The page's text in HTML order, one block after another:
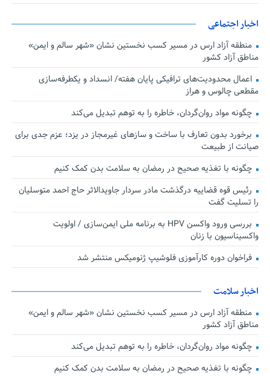
اخبار اجتماعی
منطقه آزاد ارس در مسیر کسب نخستین نشان «شهر سالم و ایمن»
مناطق آزاد کشور
اعمال محدودیت‌های ترافیکی پایان هفته/ انسداد و یکطرفه‌سازی
مقطعی چالوس و هراز
چگونه مواد روان‌گردان، خاطره را به توهم تبدیل می‌کند
برخورد بدون تعارف با ساخت‌ و سازهای غیرمجاز در یزد؛ عزم جدی برای
صیانت از طبیعت
چگونه با تغذیه صحیح در رمضان به سلامت بدن کمک کنیم
رئیس قوه قضاییه درگذشت مادر سردار جاویدالاثر حاج احمد متوسلیان
را تسلیت گفت
بررسی ورود واکسن HPV به برنامه ملی ایمن‌سازی / اولویت
واکسیناسیون با زنان
فراخوان دوره کارآموزی فلوشیپ ژنومیکس منتشر شد
اخبار سلامت
منطقه آزاد ارس در مسیر کسب نخستین نشان «شهر سالم و ایمن»
مناطق آزاد کشور
چگونه مواد روان‌گردان، خاطره را به توهم تبدیل می‌کند
چگونه با تغذیه صحیح در رمضان به سلامت بدن کمک کنیم